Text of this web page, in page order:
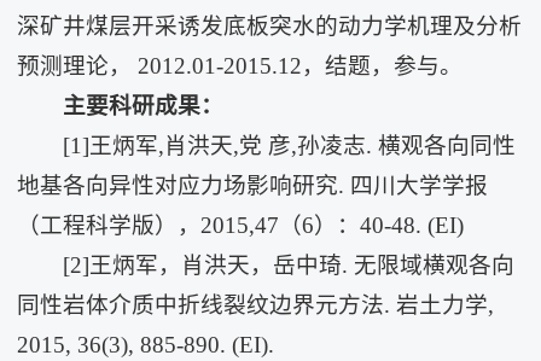
深矿井煤层开采诱发底板突水的动力学机理及分析
预测理论， 2012.01-2015.12，结题，参与。
主要科研成果：
[1]王炳军,肖洪天,党 彦,孙凌志. 横观各向同性
地基各向异性对应力场影响研究. 四川大学学报
（工程科学版），2015,47（6）：40-48. (EI)
[2]王炳军，肖洪天，岳中琦. 无限域横观各向
同性岩体介质中折线裂纹边界元方法. 岩土力学,
2015, 36(3), 885-890. (EI).